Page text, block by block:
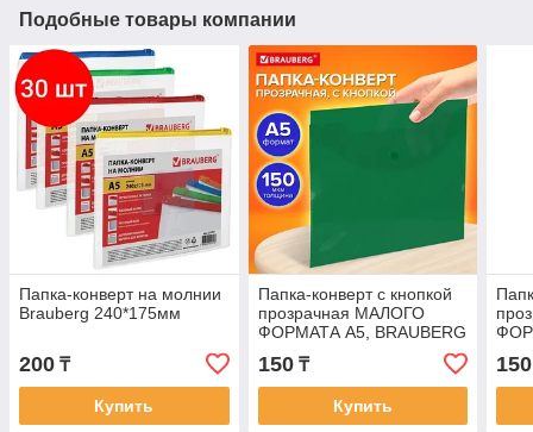
Подобные товары компании
Папка-конверт на молнии
Brauberg 240*175мм
200 ₸
Купить
Папка-конверт с кнопкой
прозрачная МАЛОГО
ФОРМАТА А5, BRAUBERG
UNIVERSAL, зеленая, 0,15
мм, 273069
150₸
Купить
150